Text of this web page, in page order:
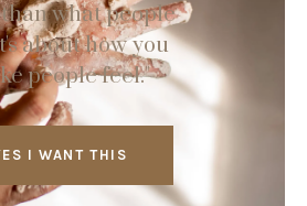
what people
about how you
people feel."
I WANT THIS